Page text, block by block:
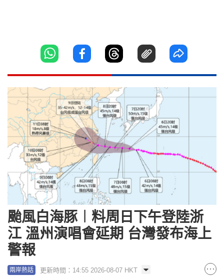
颱風白海豚︱料周日下午登陸浙
江 溫州演唱會延期 台灣發布海上
警報
兩岸熱話 更新時間：14:55 2026-08-07 HKT